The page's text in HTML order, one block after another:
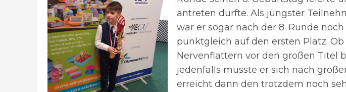
antreten durfte. Als jüngster
war er sogar nach der 8. Runde
punktgleich auf den ersten Platz.
Nervenflattern vor den großen Titel
jedenfalls musste er sich nach
erreicht dann den trotzdem noch